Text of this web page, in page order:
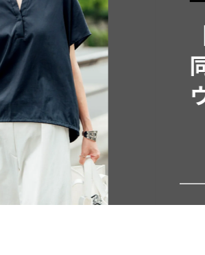
【
同
ウ